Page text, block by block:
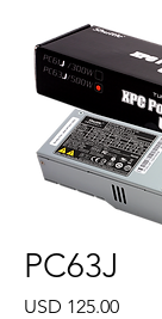
PC63J
USD 125.00Precio